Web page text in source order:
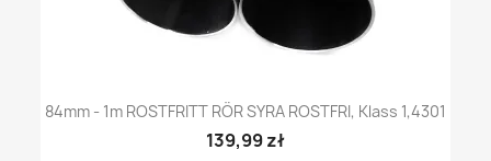
84mm - 1m ROSTFRITT RÖR SYRA ROSTFRI, Klass 1,4301
139,99 zł